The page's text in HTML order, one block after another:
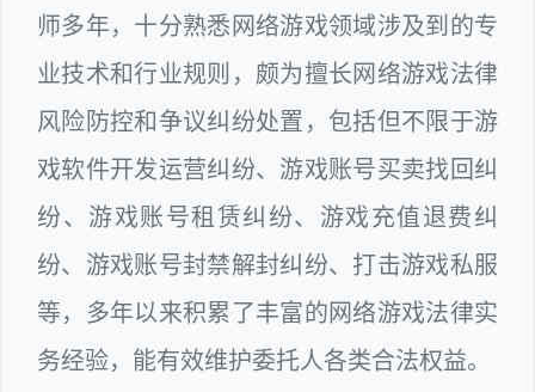
师多年，十分熟悉网络游戏领域涉及到的专
业技术和行业规则，颇为擅长网络游戏法律
风险防控和争议纠纷处置，包括但不限于游
戏软件开发运营纠纷、游戏账号买卖找回纠
纷、游戏账号租赁纠纷、游戏充值退费纠
纷、游戏账号封禁解封纠纷、打击游戏私服
等，多年以来积累了丰富的网络游戏法律实
务经验，能有效维护委托人各类合法权益。